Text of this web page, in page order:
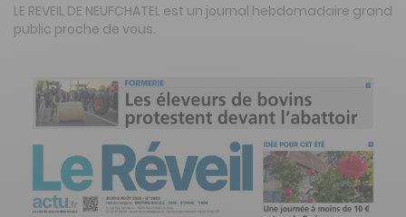
LE REVEIL DE NEUFCHATEL est un journal hebdomadaire grand
public proche de vous.